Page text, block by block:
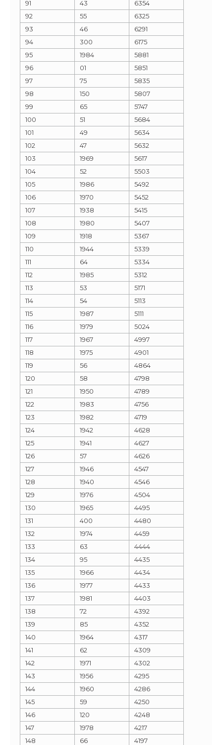
91 43
6354
92
55
6325
93
46
6291
94
300
6175
95
1984
5881
96
01
5851
97
75
5835
98
150
5807
99
65
5747
100
51
5684
101
49
5634
102
47
5632
103
1969
5617
104
52
5503
105
1986
5492
106
1970
5452
107
1938
5415
108
1980
5407
109
1918
5367
110
1944
5339
111
64
5334
112
1985
5312
113
53
5171
114
54
5113
115
1987
5111
116
1979
5024
117
1967
4997
118
1975
4901
119
56
4864
120
58
4798
121
1950
4789
122
1983
4756
123
1982
4719
124
1942
4628
125
1941
4627
126
57
4626
127
1946
4547
128
1940
4546
129
1976
4504
130
1965
4495
131
400
4480
132
1974
4459
133
63
4444
134
95
4435
135
1966
4434
136
1977
4433
137
1981
4403
138
72
4392
139
85
4352
140
1964
4317
141
62
4309
142
1971
4302
143
1956
4295
144
1960
4286
145
59
4250
146
120
4248
147
1978
4217
148
66
4197